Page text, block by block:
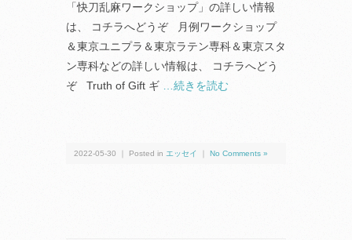
「快刀乱麻ワークショップ」の詳しい情報
は、 コチラへどうぞ 月例ワークショップ
＆東京ユニプラ＆東京ラテン専科＆東京スタ
ン専科などの詳しい情報は、 コチラへどう
ぞ Truth of Gift ギ …続きを読む
2022-05-30 ｜ Posted in エッセイ No Comments »